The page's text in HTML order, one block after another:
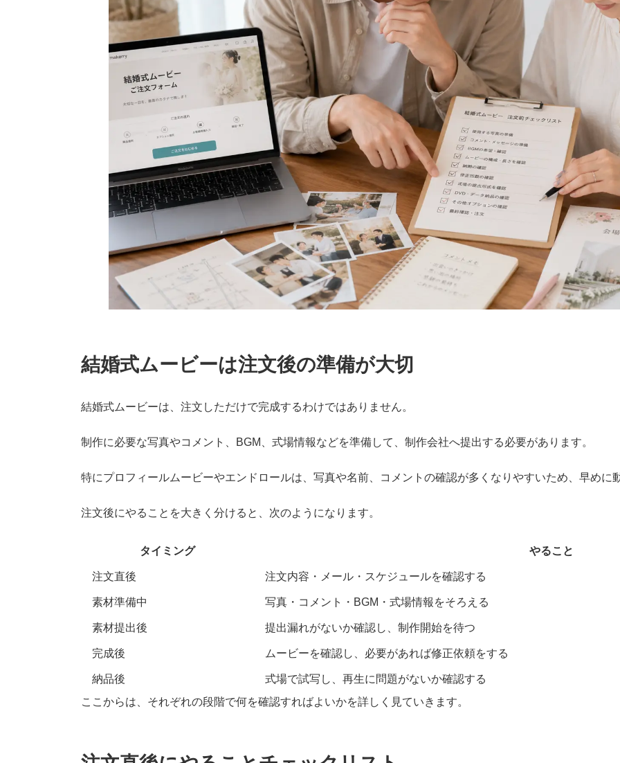
結婚式ムービーは注文後の準備が大切
結婚式ムービーは、注文しただけで完成するわけではありません。
制作に必要な写真やコメント、BGM、式場情報などを準備して、制作会社へ提出する必要があります。
特にプロフィールムービーやエンドロールは、写真や名前、コメントの確認が多くなりやすいため、早めに
注文後にやることを大きく分けると、次のようになります。
タイミング やること
注文直後 注文内容・メール・スケジュールを確認する
素材準備中 写真・コメント・BGM・式場情報をそろえる
素材提出後 提出漏れがないか確認し、制作開始を待つ
完成後 ムービーを確認し、必要があれば修正依頼をする
納品後
式場で試写し、再生に問題がないか確認する
ここからは、それぞれの段階で何を確認すればよいかを詳しく見ていきます。